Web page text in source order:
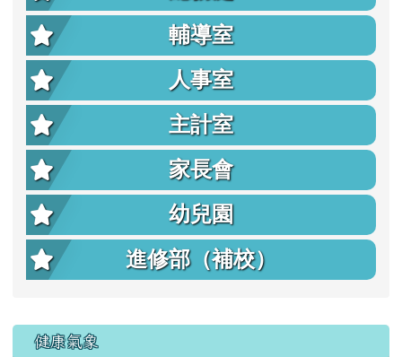
輔導室
人事室
主計室
家長會
幼兒園
進修部（補校）
右邊區域內容
健康氣象